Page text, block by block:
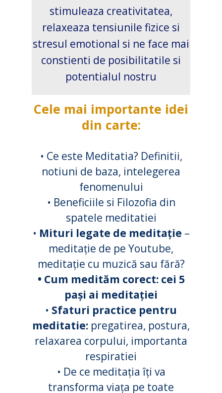
stimuleaza creativitatea,
relaxeaza tensiunile fizice si
stresul emotional si ne face mai
constienti de posibilitatile si
potentialul nostru
Cele mai importante idei
din carte:
• Ce este Meditatia? Definitii,
notiuni de baza, intelegerea
fenomenului
• Beneficiile si Filozofia din
spatele meditatiei
• Mituri legate de meditație –
meditație de pe Youtube,
meditație cu muzică sau fără?
• Cum medităm corect: cei 5
pași ai meditației
• Sfaturi practice pentru
meditatie: pregatirea, postura,
relaxarea corpului, importanta
respiratiei
• De ce meditația îți va
transforma viața pe toate